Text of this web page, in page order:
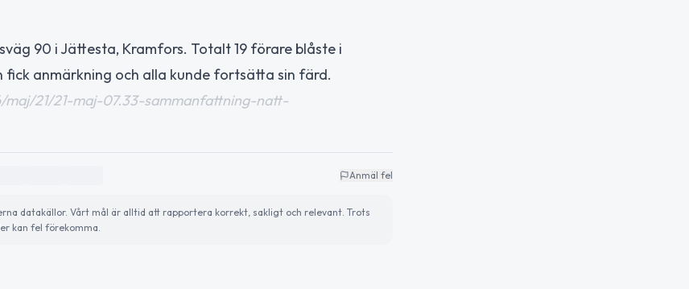
90 i Jättesta, Kramfors. Totalt 19 förare blåste i
fick anmärkning och alla kunde fortsätta sin färd.
21/21-maj-07.33-sammanfattning-natt-
Anmäl fel
datakällor. Vårt mål är alltid att rapportera korrekt, sakligt och relevant. Trots
kan fel förekomma.